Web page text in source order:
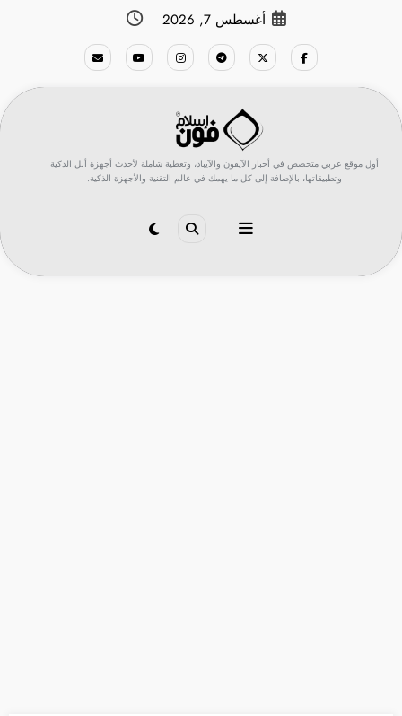
أغسطس 7, 2026
أول موقع عربي متخصص في أخبار الآيفون والآيباد، وتغطية شاملة لأحدث أجهزة أبل الذكية
وتطبيقاتها، بالإضافة إلى كل ما يهمك في عالم التقنية والأجهزة الذكية.